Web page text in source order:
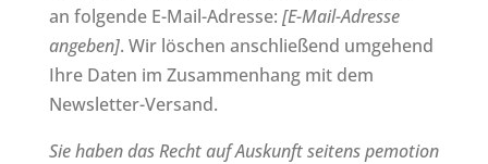
an folgende E-Mail-Adresse: [E-Mail-Adresse
angeben]. Wir löschen anschließend umgehend
Ihre Daten im Zusammenhang mit dem
Newsletter-Versand.
Sie haben das Recht auf Auskunft seitens pemotion